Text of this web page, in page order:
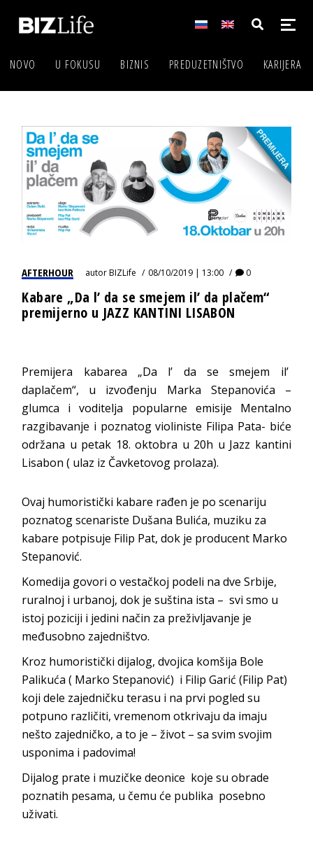
NOVO U FOKUSU BIZNIS PREDUZETNIŠTVO KARIJERA
AFTERHOUR autorBIZLife 08/10/2019 | 13:00 0
Kabare „Da l’ da se smejem il’ da plačem“
premijerno u JAZZ KANTINI LISABON
Premijera kabarea „Da l’ da se smejem il’
daplačem“, u izvođenju Marka Stepanovića –
glumca i voditelja popularne emisije Mentalno
razgibavanje i poznatog violiniste Filipa Pata- biće
održana u petak 18. oktobra u 20h u Jazz kantini
Lisabon ( ulaz iz Čavketovog prolaza).
Ovaj humoristički kabare rađen je po scenariju
poznatog scenariste Dušana Bulića, muziku za
kabare potpisuje Filip Pat, dok je producent Marko
Stepanović.
Komedija govori o vestačkoj podeli na dve Srbije,
ruralnoj i urbanoj, dok je suština ista – svi smo u
istoj poziciji i jedini način za preživljavanje je
međusobno zajedništvo.
Kroz humoristički dijalog, dvojica komšija Bole
Palikuća ( Marko Stepanović) i Filip Garić (Filip Pat)
koji dele zajedničku terasu i na prvi pogled su
potpuno različiti, vremenom otkrivaju da imaju
nešto zajedničko, a to je – život – sa svim svojim
usponima i padovima!
Dijalog prate i muzičke deonice koje su obrade
poznatih pesama, u čemu će publika posebno
uživati.